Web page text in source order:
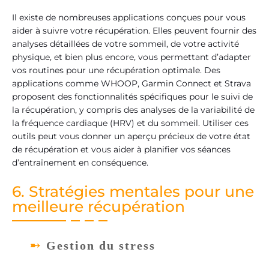
Il existe de nombreuses applications conçues pour vous
aider à suivre votre récupération. Elles peuvent fournir des
analyses détaillées de votre sommeil, de votre activité
physique, et bien plus encore, vous permettant d’adapter
vos routines pour une récupération optimale. Des
applications comme WHOOP, Garmin Connect et Strava
proposent des fonctionnalités spécifiques pour le suivi de
la récupération, y compris des analyses de la variabilité de
la fréquence cardiaque (HRV) et du sommeil. Utiliser ces
outils peut vous donner un aperçu précieux de votre état
de récupération et vous aider à planifier vos séances
d’entraînement en conséquence.
6. Stratégies mentales pour une
meilleure récupération
Gestion du stress